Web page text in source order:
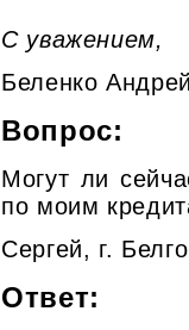
С уважением,
Беленко
Вопрос:
Могут ли
по моим
Сергей, г.
Ответ: